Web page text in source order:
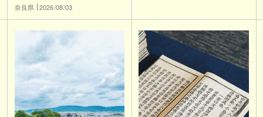
奈良県 2026/08/03